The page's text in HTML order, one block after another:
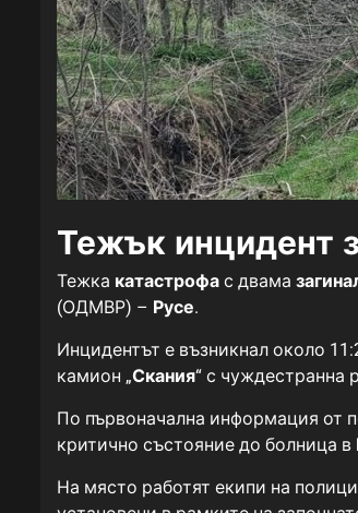
Тежък инцидент
Тежка катастрофа с двама
(ОДМВР) – Русе.
Инцидентът е възникнал около
камион „Скания“ с чуждестранна
По първоначална информация от
критично състояние до болница в
На място работят екипи на